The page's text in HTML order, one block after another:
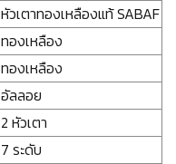
หัวเตาทองเหลืองแท้ SABAF
ทองเหลือง
ทองเหลือง
อัลลอย
2 หัวเตา
7 ระดับ